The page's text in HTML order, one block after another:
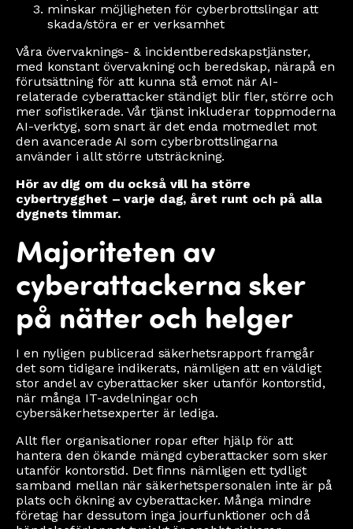
minskar möjligheten för cyberbrottslingar att
skada/störa er er verksamhet
Våra övervaknings- & incidentberedskapstjänster,
med konstant övervakning och beredskap, närapå en
förutsättning för att kunna stå emot när AI-
relaterade cyberattacker ständigt blir fler, större och
mer sofistikerade. Vår tjänst inkluderar toppmoderna
AI-verktyg, som snart är det enda motmedlet mot
den avancerade AI som cyberbrottslingarna
använder i allt större utsträckning.
Hör av dig om du också vill ha större
cybertrygghet – varje dag, året runt och på alla
dygnets timmar.
Majoriteten av
cyberattackerna sker
på nätter och helger
I en nyligen publicerad säkerhetsrapport framgår
det som tidigare indikerats, nämligen att en väldigt
stor andel av cyberattacker sker utanför kontorstid,
när många IT-avdelningar och
cybersäkerhetsexperter är lediga.
Allt fler organisationer ropar efter hjälp för att
hantera den ökande mängd cyberattacker som sker
utanför kontorstid. Det finns nämligen ett tydligt
samband mellan när säkerhetspersonalen inte är på
plats och ökning av cyberattacker. Många mindre
företag har dessutom inga jourfunktioner och då